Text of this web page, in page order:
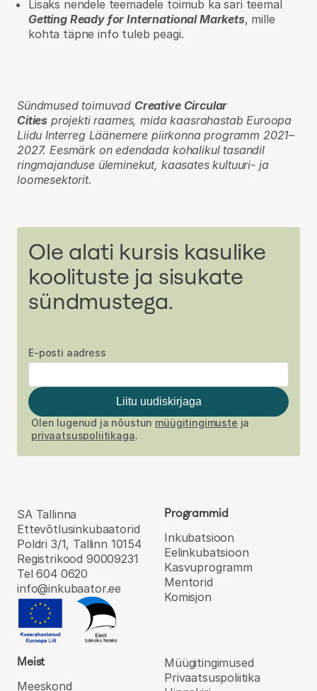
Lisaks nendele teemadele toimub ka sari teemal
Getting Ready for International Markets, mille
kohta täpne info tuleb peagi.
Sündmused toimuvad Creative Circular
Cities projekti raames, mida kaasrahastab Euroopa
Liidu Interreg Läänemere piirkonna programm 2021–
2027. Eesmärk on edendada kohalikul tasandil
ringmajanduse üleminekut, kaasates kultuuri- ja
loomesektorit.
Ole alati kursis kasulike
koolituste ja sisukate
sündmustega.
E-posti aadress
Liitu uudiskirjaga
Olen lugenud ja nõustun müügitingimuste ja
privaatsuspoliitikaga.
SA Tallinna
Ettevõtlusinkubaatorid
Poldri 3/1, Tallinn 10154
Registrikood 90009231
Tel 604 0620
info@inkubaator.ee
Programmid
Inkubatsioon
Eel­inkubatsioon
Kasvu­programm
Mentorid
Komisjon
Meist
Meeskond
Müügitingimused
Privaatsuspoliitika